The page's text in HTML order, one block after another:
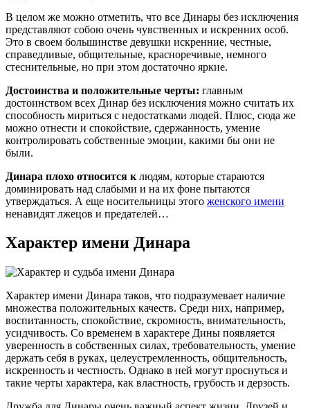
В целом же можно отметить, что все Динары без исключения
представляют собою очень чувственных и искренних особ.
Это в своем большинстве девушки искренние, честные,
справедливые, общительные, красноречивые, немного
стеснительные, но при этом достаточно яркие.
Достоинства и положительные черты: главным
достоинством всех Динар без исключения можно считать их
способность мириться с недостатками людей. Плюс, сюда же
можно отнести и спокойствие, сдержанность, умение
контролировать собственные эмоции, какими бы они не
были.
Динара плохо относится к людям, которые стараются
доминировать над слабыми и на их фоне пытаются
утверждаться. А еще носительницы этого женского имени
ненавидят лжецов и предателей…
Характер имени Динара
Характер имени Динара таков, что подразумевает наличие
множества положительных качеств. Среди них, например,
воспитанность, спокойствие, скромность, внимательность,
усидчивость. Со временем в характере Дины появляется
уверенность в собственных силах, требовательность, умение
держать себя в руках, целеустремленность, общительность,
искренность и честность. Однако в ней могут проснуться и
такие черты характера, как властность, грубость и дерзость.